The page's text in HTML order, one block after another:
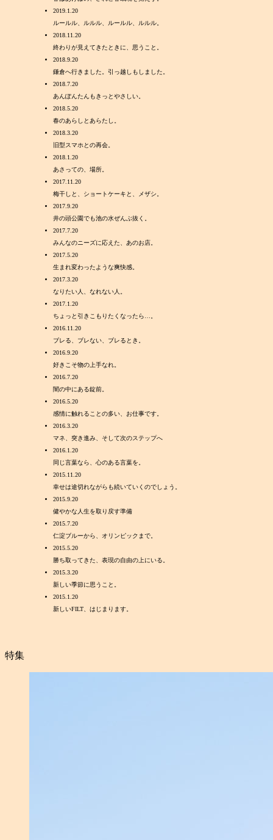
2019.1.20
ルールル、ルルル、ルールル、ルルル。
2018.11.20
終わりが見えてきたときに、思うこと。
2018.9.20
鎌倉へ行きました。引っ越しもしました。
2018.7.20
あんぽんたんもきっとやさしい。
2018.5.20
春のあらしとあらたし。
2018.3.20
旧型スマホとの再会。
2018.1.20
あさっての、場所。
2017.11.20
梅干しと、ショートケーキと、メザシ。
2017.9.20
井の頭公園でも池の水ぜんぶ抜く。
2017.7.20
みんなのニーズに応えた、あのお店。
2017.5.20
生まれ変わったような爽快感。
2017.3.20
なりたい人、なれない人。
2017.1.20
ちょっと引きこもりたくなったら…。
2016.11.20
ブレる、ブレない、ブレるとき。
2016.9.20
好きこそ物の上手なれ。
2016.7.20
闇の中にある錠前。
2016.5.20
感情に触れることの多い、お仕事です。
2016.3.20
マネ、突き進み、そして次のステップへ
2016.1.20
同じ言葉なら、心のある言葉を。
2015.11.20
幸せは途切れながらも続いていくのでしょう。
2015.9.20
健やかな人生を取り戻す準備
2015.7.20
仁淀ブルーから、オリンピックまで。
2015.5.20
勝ち取ってきた、表現の自由の上にいる。
2015.3.20
新しい季節に思うこと。
2015.1.20
新しいFILT、はじまります。
特集